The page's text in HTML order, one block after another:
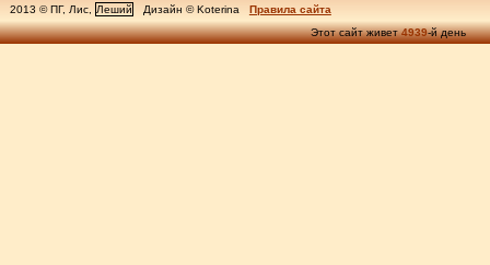
2013 © ПГ, Лис, Леший Дизайн © Koterina
Правила сайта
Этот сайт живет4939-й день